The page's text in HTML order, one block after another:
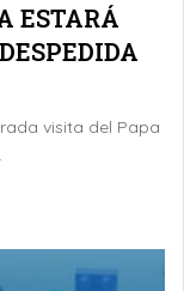
ESTARÁ
visita del Papa